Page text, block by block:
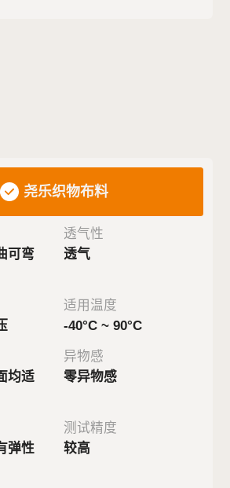
尧乐织物布料
可弯
透气性
透气
适用温度
-40°C ~ 90°C
均适
异物感
零异物感
弹性
测试精度
较高